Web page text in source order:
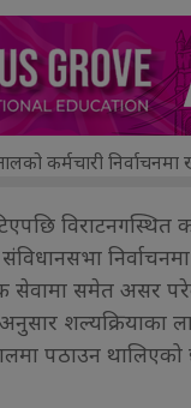
संविधानसभा
समेत असर
शल्यक्रियाका
पठाउन थालिएको